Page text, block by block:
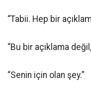
“Tabii. Hep bir
“Bu bir açıklama
“Senin için olan şey.”